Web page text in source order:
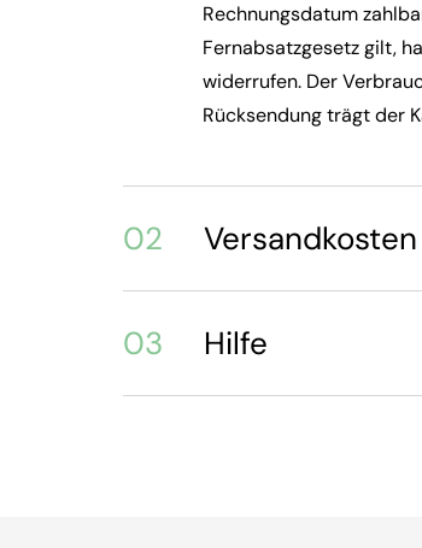
Rechnungsdatum
Fernabsatzgesetz gilt,
widerrufen. Der
Rücksendung trägt der
02 Versandkosten
03 Hilfe